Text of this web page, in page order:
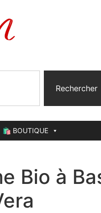
Rechercher
🛍️ BOUTIQUE
Bio à